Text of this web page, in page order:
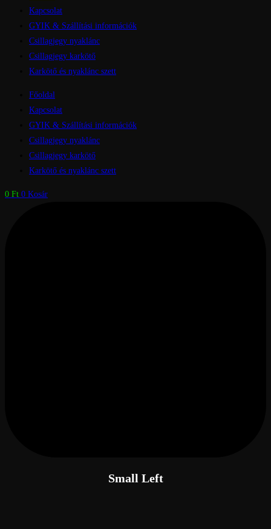
Kapcsolat
GYIK & Szállítási információk
Csillagjegy nyaklánc
Csillagjegy karkötő
Karkötő és nyaklánc szett
Főoldal
Kapcsolat
GYIK & Szállítási információk
Csillagjegy nyaklánc
Csillagjegy karkötő
Karkötő és nyaklánc szett
0 Ft 0 Kosár
Small Left